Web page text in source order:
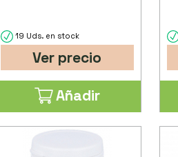
19 Uds. en stock
Ver precio
Añadir